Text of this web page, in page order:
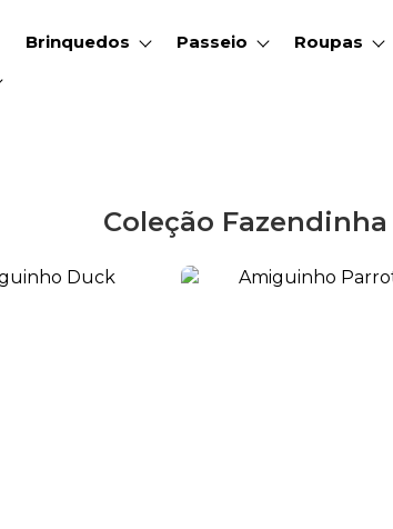
Brinquedos Passeio
Roupas
Coleção Fazendinha